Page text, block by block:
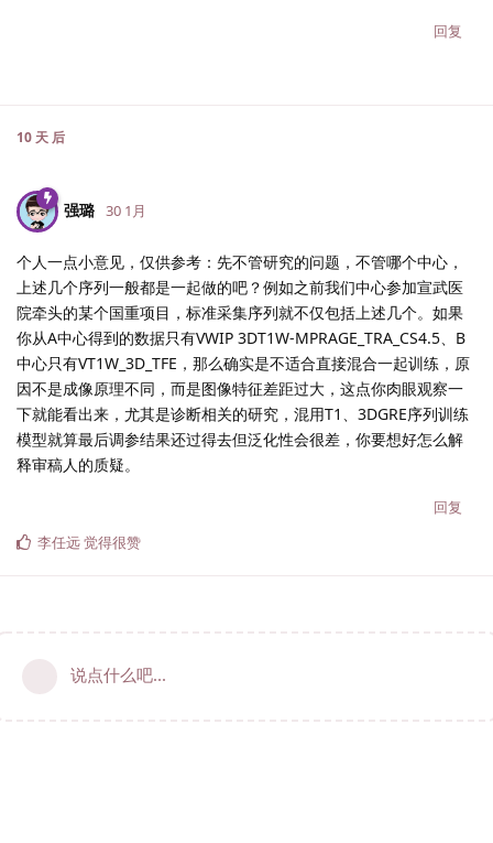
回复
10 天 后
强璐 30 1月
个人一点小意见，仅供参考：先不管研究的问题，不管哪个中心，
上述几个序列一般都是一起做的吧？例如之前我们中心参加宣武医
院牵头的某个国重项目，标准采集序列就不仅包括上述几个。如果
你从A中心得到的数据只有VWIP 3DT1W-MPRAGE_TRA_CS4.5、B
中心只有VT1W_3D_TFE，那么确实是不适合直接混合一起训练，原
因不是成像原理不同，而是图像特征差距过大，这点你肉眼观察一
下就能看出来，尤其是诊断相关的研究，混用T1、3DGRE序列训练
模型就算最后调参结果还过得去但泛化性会很差，你要想好怎么解
释审稿人的质疑。
回复
李任远觉得很赞
说点什么吧...